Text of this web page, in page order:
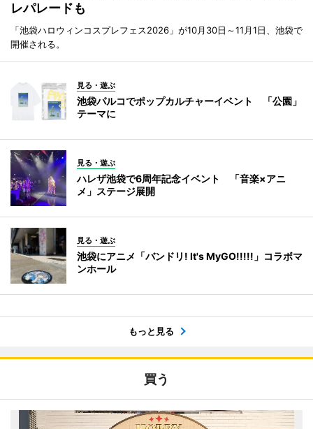
レパレードも
「池袋ハロウィンコスプレフェス2026」が10月30日～11月1日、池袋で
開催される。
見る・遊ぶ
池袋パルコでポップカルチャーイベント 「公園」
テーマに
見る・遊ぶ
ハレザ池袋で6周年記念イベント 「音楽×アニ
メ」ステージ展開
見る・遊ぶ
池袋にアニメ「バンドリ! It's MyGO!!!!!」コラボマ
ンホール
もっと見る
買う